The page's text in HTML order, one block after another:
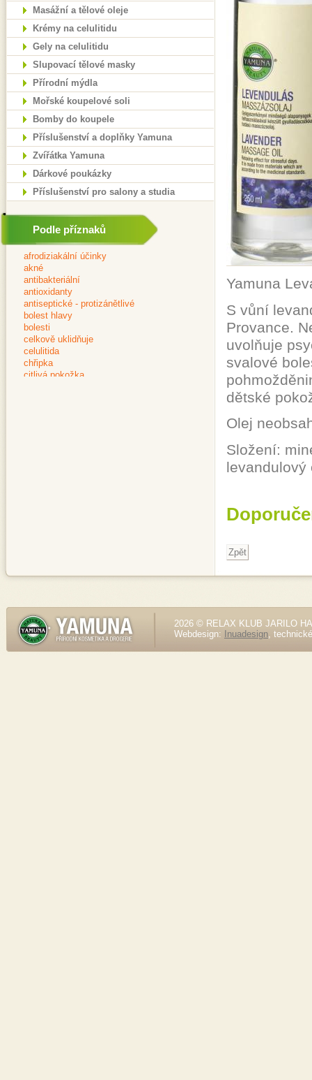
Masážní a tělové oleje
Krémy na celulitidu
Gely na celulitidu
Slupovací tělové masky
Přírodní mýdla
Mořské koupelové soli
Bomby do koupele
Příslušenství a doplňky Yamuna
Zvířátka Yamuna
Dárkové poukázky
Příslušenství pro salony a studia
Podle příznaků
Yamuna
S vůní
Provance.
uvolňuje
svalové
dětské
Olej
Složení:
2026 © RELAX KLUB JARILO
Webdesign:
Inuadesign ,